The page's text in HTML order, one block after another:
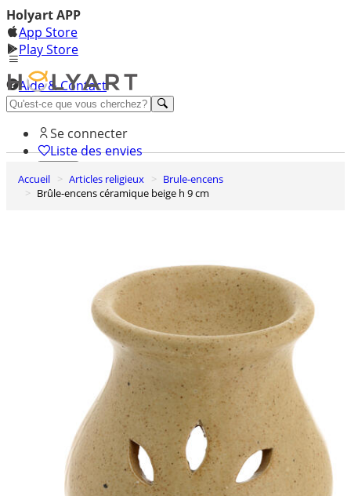
Holyart APP
App Store
Play Store
Aide & Contact
Découvrez Premium
Se connecter
Liste des envies
0
Panier
Accueil Articles religieux
Brule-encens
Brûle-encens céramique beige h 9 cm